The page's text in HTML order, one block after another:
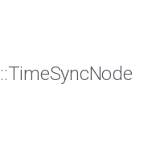
::TimeSyncNode